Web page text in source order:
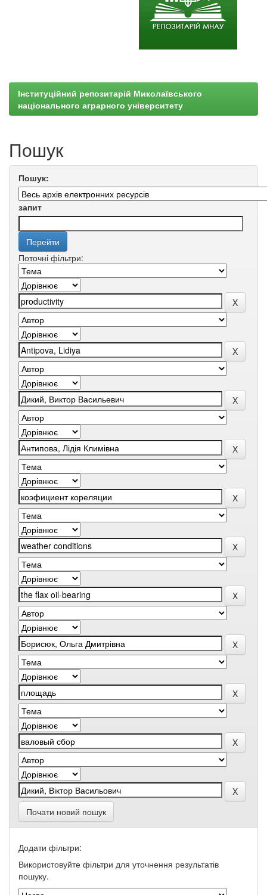
Інституційний репозитарій Миколаївського
національного аграрного університету
Пошук
Пошук:
запит
Поточні фільтри:
Почати новий пошук
Додати фільтри:
Використовуйте фільтри для уточнення результатів
пошуку.